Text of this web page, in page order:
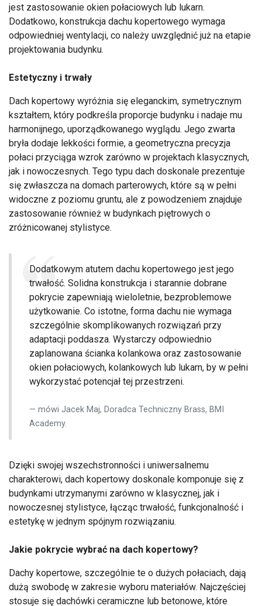
jest zastosowanie okien połaciowych lub lukarn.
Dodatkowo, konstrukcja dachu kopertowego wymaga
odpowiedniej wentylacji, co należy uwzględnić już na etapie
projektowania budynku.
Estetyczny i trwały
Dach kopertowy wyróżnia się eleganckim, symetrycznym
kształtem, który podkreśla proporcje budynku i nadaje mu
harmonijnego, uporządkowanego wyglądu. Jego zwarta
bryła dodaje lekkości formie, a geometryczna precyzja
połaci przyciąga wzrok zarówno w projektach klasycznych,
jak i nowoczesnych. Tego typu dach doskonale prezentuje
się zwłaszcza na domach parterowych, które są w pełni
widoczne z poziomu gruntu, ale z powodzeniem znajduje
zastosowanie również w budynkach piętrowych o
zróżnicowanej stylistyce.
Dodatkowym atutem dachu kopertowego jest jego
trwałość. Solidna konstrukcja i starannie dobrane
pokrycie zapewniają wieloletnie, bezproblemowe
użytkowanie. Co istotne, forma dachu nie wymaga
szczególnie skomplikowanych rozwiązań przy
adaptacji poddasza. Wystarczy odpowiednio
zaplanowana ścianka kolankowa oraz zastosowanie
okien połaciowych, kolankowych lub lukarn, by w pełni
wykorzystać potencjał tej przestrzeni.
mówi Jacek Maj, Doradca Techniczny Brass, BMI
Academy.
Dzięki swojej wszechstronności i uniwersalnemu
charakterowi, dach kopertowy doskonale komponuje się z
budynkami utrzymanymi zarówno w klasycznej, jak i
nowoczesnej stylistyce, łącząc trwałość, funkcjonalność i
estetykę w jednym spójnym rozwiązaniu.
Jakie pokrycie wybrać na dach kopertowy?
Dachy kopertowe, szczególnie te o dużych połaciach, dają
dużą swobodę w zakresie wyboru materiałów. Najczęściej
stosuje się dachówki ceramiczne lub betonowe, które